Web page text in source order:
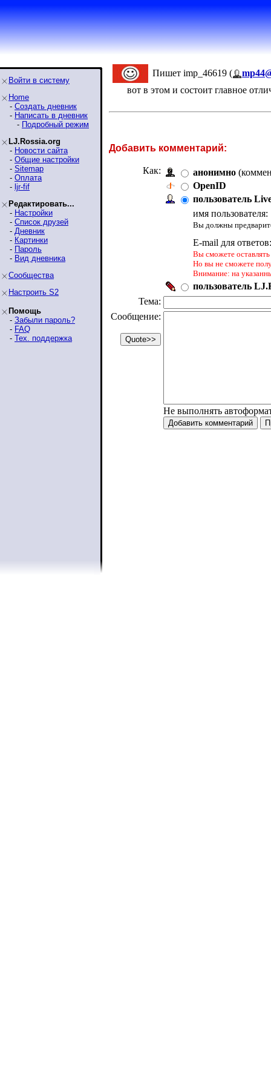
Войти в систему
Home
- Создать дневник
- Написать в дневник
- Подробный режим
LJ.Rossia.org
- Новости сайта
- Общие настройки
- Sitemap
- Оплата
- ljr-fif
Редактировать...
- Настройки
- Список друзей
- Дневник
- Картинки
- Пароль
- Вид дневника
Сообщества
Настроить S2
Помощь
- Забыли пароль?
- FAQ
- Тех. поддержка
Пишет imp_46619 (
вот в этом и состоит главное
Добавить комментарий:
Как: анонимно
OpenID
пользователь
имя пользователя:
Вы должны
E-mail для
Вы сможете
Но вы не сможете
Внимание: на
пользователь
Тема:
Сообщение:
Не выполнять